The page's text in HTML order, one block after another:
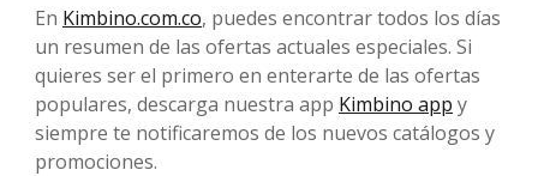
En Kimbino.com.co, puedes encontrar todos los días
un resumen de las ofertas actuales especiales. Si
quieres ser el primero en enterarte de las ofertas
populares, descarga nuestra app Kimbino app y
siempre te notificaremos de los nuevos catálogos y
promociones.